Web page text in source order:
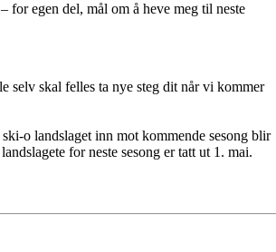
for egen del, mål om å heve meg til neste
selv skal felles ta nye steg dit når vi kommer
o landslaget inn mot kommende sesong blir
for neste sesong er tatt ut 1. mai.